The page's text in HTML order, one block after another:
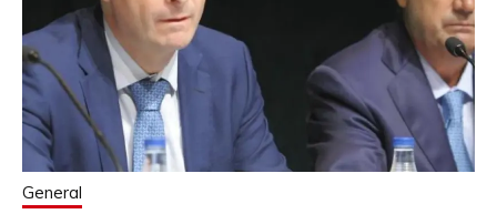
General